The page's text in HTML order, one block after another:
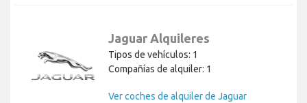
Jaguar Alquileres
Tipos de vehículos: 1
Compañías de alquiler: 1
Ver coches de alquiler de Jaguar